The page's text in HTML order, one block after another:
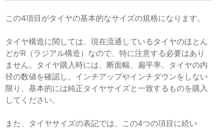
この4項目がタイヤの基本的なサイズの規格になります。
タイヤ構造に関しては、現在流通しているタイヤのほとん
どがR（ラジアル構造）なので、特に注意する必要はあり
ません。タイヤ購入時には、断面幅、扁平率、タイヤの内
径の数値を確認し、インチアップやインチダウンをしない
限り、基本的には純正タイヤサイズと一致するものを購入
してください。
また、タイヤサイズの表記では、この4つの項目に続い